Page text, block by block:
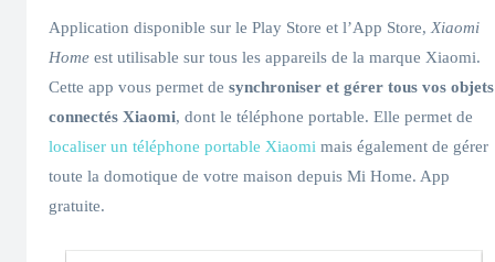
Application disponible sur le Play Store et l’App Store, Xiaomi
Home est utilisable sur tous les appareils de la marque Xiaomi.
Cette app vous permet de synchroniser et gérer tous vos objets
connectés Xiaomi, dont le téléphone portable. Elle permet de
localiser un téléphone portable Xiaomi mais également de gérer
toute la domotique de votre maison depuis Mi Home. App
gratuite.